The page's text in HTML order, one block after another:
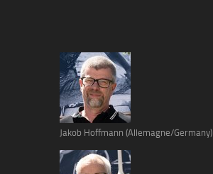
Jakob Hoffmann (Allemagne/Germany)